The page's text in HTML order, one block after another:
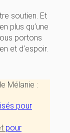
soutien. Et
plus qu’une
portons
et d’espoir.
Mélanie :
pour
pour